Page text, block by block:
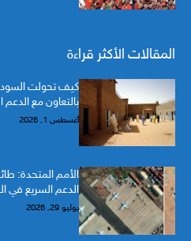
المقالات الأكثر قراءة
كيف تحولت
بالتعاون مع الدعم
أغسطس 1, 2026
الأمم المتحدة:
الدعم السريع في
يوليو 29, 2026